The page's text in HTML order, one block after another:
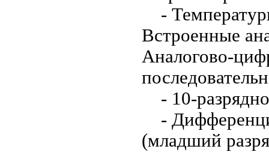
-
Встроенные
Аналогово-
- 10-
-
(младший